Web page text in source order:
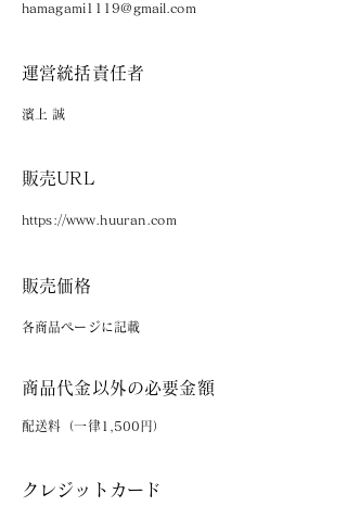
hamagami1119@gmail.com
運営統括責任者
濱上 誠
販売URL
https://www.huuran.com
販売価格
各商品ページに記載
商品代金以外の必要金額
配送料（一律1,500円）
クレジットカード